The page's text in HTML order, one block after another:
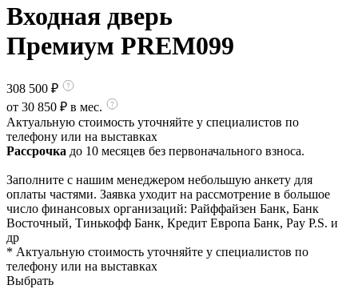
Входная дверь
Премиум PREM099
308 500 ₽
от 30 850 ₽ в мес.
Актуальную стоимость уточняйте у специалистов по
телефону или на выставках
Рассрочка до 10 месяцев без первоначального взноса.
Заполните с нашим менеджером небольшую анкету для
оплаты частями. Заявка уходит на рассмотрение в большое
число финансовых организаций: Райффайзен Банк, Банк
Восточный, Тинькофф Банк, Кредит Европа Банк, Pay P.S. и
др
* Актуальную стоимость уточняйте у специалистов по
телефону или на выставках
Выбрать